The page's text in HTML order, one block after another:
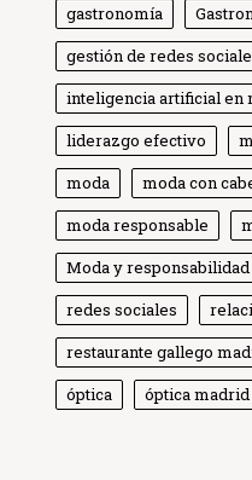
gastronomía
gestión de redes
inteligencia artificial en
liderazgo efectivo
moda
moda con
moda responsable
Moda y responsabilidad
redes sociales
restaurante gallego
óptica
óptica madrid
Globe
Solemos